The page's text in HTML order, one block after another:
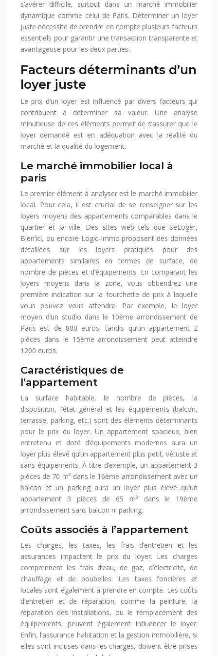
s’avérer difficile, surtout dans un marché immobilier
dynamique comme celui de Paris. Déterminer un loyer
juste nécessite de prendre en compte plusieurs facteurs
essentiels pour garantir une transaction transparente et
avantageuse pour les deux parties.
Facteurs déterminants d’un
loyer juste
Le prix d’un loyer est influencé par divers facteurs qui
contribuent à déterminer sa valeur. Une analyse
minutieuse de ces éléments permet de s’assurer que le
loyer demandé est en adéquation avec la réalité du
marché et la qualité du logement.
Le marché immobilier local à
paris
Le premier élément à analyser est le marché immobilier
local. Pour cela, il est crucial de se renseigner sur les
loyers moyens des appartements comparables dans le
quartier et la ville. Des sites web tels que SeLoger,
Bien’ici, ou encore Logic-Immo proposent des données
détaillées sur les loyers pratiqués pour des
appartements similaires en termes de surface, de
nombre de pièces et d’équipements. En comparant les
loyers moyens dans la zone, vous obtiendrez une
première indication sur la fourchette de prix à laquelle
vous pouvez vous attendre. Par exemple, le loyer
moyen d’un studio dans le 10ème arrondissement de
Paris est de 800 euros, tandis qu’un appartement 2
pièces dans le 15ème arrondissement peut atteindre
1200 euros.
Caractéristiques de
l’appartement
La surface habitable, le nombre de pièces, la
disposition, l’état général et les équipements (balcon,
terrasse, parking, etc.) sont des éléments déterminants
pour le prix du loyer. Un appartement spacieux, bien
entretenu et doté d’équipements modernes aura un
loyer plus élevé qu’un appartement plus petit, vétuste et
sans équipements. À titre d’exemple, un appartement 3
pièces de 70 m² dans le 16ème arrondissement avec un
balcon et un parking aura un loyer plus élevé qu’un
appartement 3 pièces de 65 m² dans le 19ème
arrondissement sans balcon ni parking.
Coûts associés à l’appartement
Les charges, les taxes, les frais d’entretien et les
assurances impactent le prix du loyer. Les charges
comprennent les frais d’eau, de gaz, d’électricité, de
chauffage et de poubelles. Les taxes foncières et
locales sont également à prendre en compte. Les coûts
d’entretien et de réparation, comme la peinture, la
réparation des installations, ou le remplacement des
équipements, peuvent également influencer le loyer.
Enfin, l’assurance habitation et la gestion immobilière, si
elles sont incluses dans les charges, doivent être prises